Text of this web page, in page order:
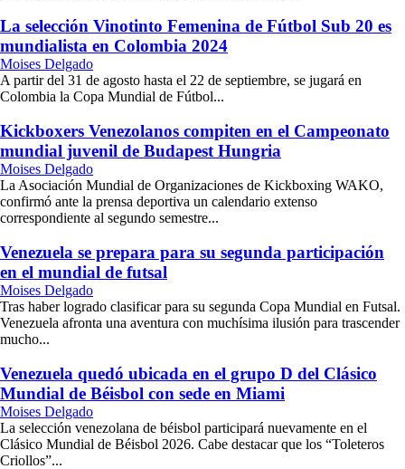
La selección Vinotinto Femenina de Fútbol Sub 20 es
mundialista en Colombia 2024
Moises Delgado
A partir del 31 de agosto hasta el 22 de septiembre, se jugará en
Colombia la Copa Mundial de Fútbol...
Kickboxers Venezolanos compiten en el Campeonato
mundial juvenil de Budapest Hungria
Moises Delgado
La Asociación Mundial de Organizaciones de Kickboxing WAKO,
confirmó ante la prensa deportiva un calendario extenso
correspondiente al segundo semestre...
Venezuela se prepara para su segunda participación
en el mundial de futsal
Moises Delgado
Tras haber logrado clasificar para su segunda Copa Mundial en Futsal.
Venezuela afronta una aventura con muchísima ilusión para trascender
mucho...
Venezuela quedó ubicada en el grupo D del Clásico
Mundial de Béisbol con sede en Miami
Moises Delgado
La selección venezolana de béisbol participará nuevamente en el
Clásico Mundial de Béisbol 2026. Cabe destacar que los “Toleteros
Criollos”...